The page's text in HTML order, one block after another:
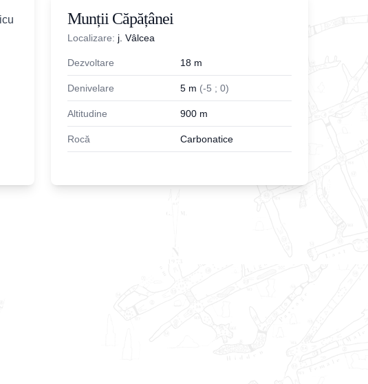
Munții Căpățânei
Localizare: j. Vâlcea
Dezvoltare 18 m
Denivelare 5 m (-5 ; 0)
Altitudine 900 m
Rocă Carbonatice